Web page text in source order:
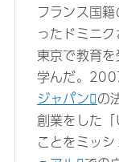
フランス国
ったドミニ
東京で教育
学んだ。
ジャパン の
創業をした
ことをミッ